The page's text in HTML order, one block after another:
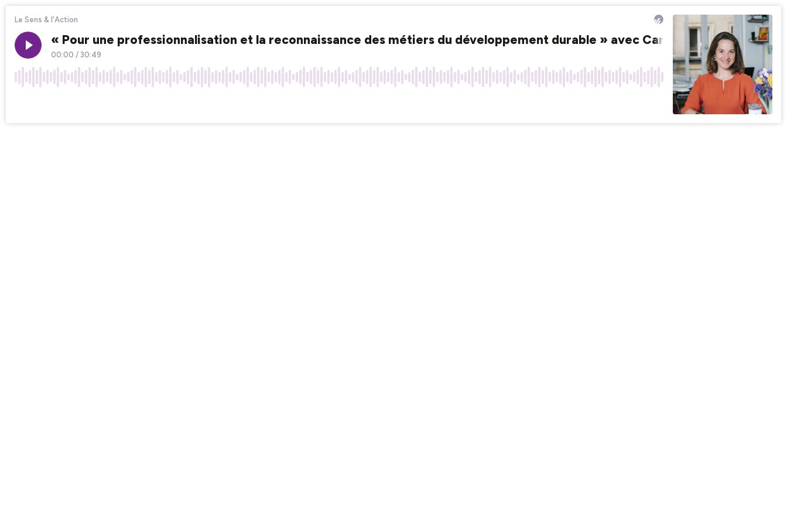
Le Sens & l'Action
« Pour une professionnalisation et la reconnaissance des métiers du développement durable » avec Caroline Renoux, CEO
00:00 /30:49